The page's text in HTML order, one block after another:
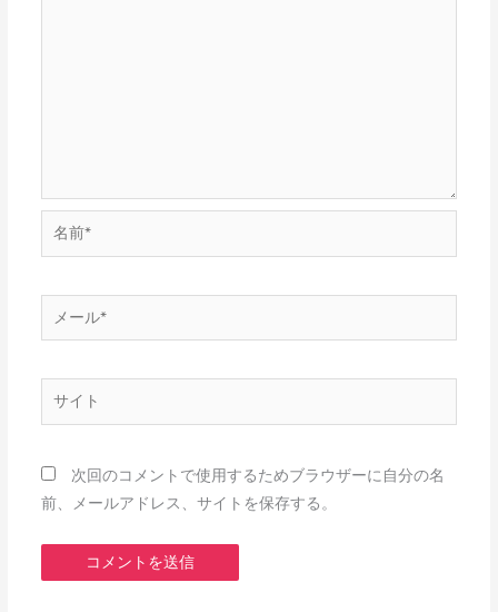
前
ー
イ
次回のコメントで使用するためブラウザーに自分の名
前、メールアドレス、サイトを保存する。